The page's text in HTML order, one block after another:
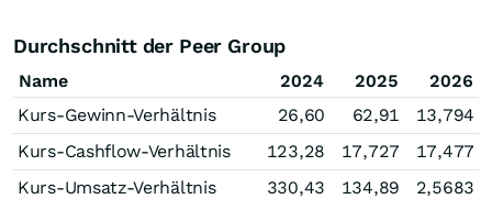
Durchschnitt der Peer Group
Name 2024 2025
2026
Kurs-Gewinn-Verhältnis
26,60 62,91
13,794
Kurs-Cashflow-Verhältnis
123,28 17,727
17,477
Kurs-Umsatz-Verhältnis
330,43 134,89
2,5683